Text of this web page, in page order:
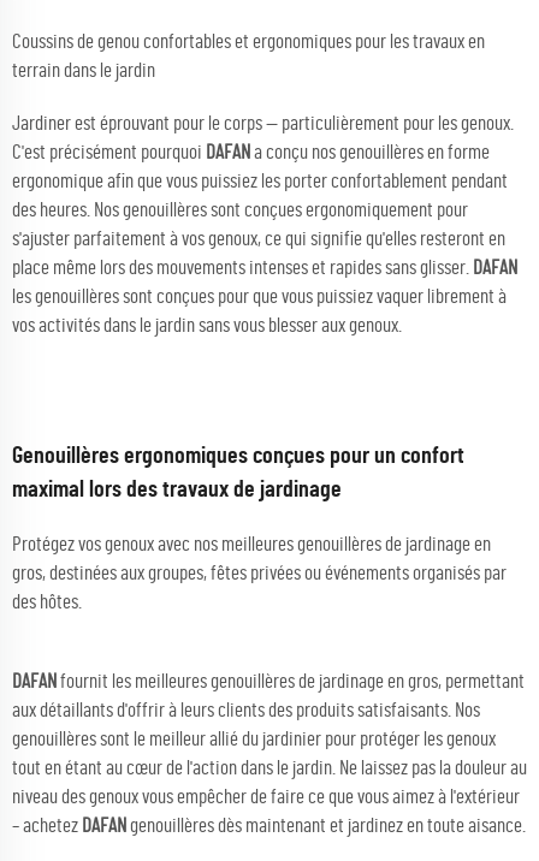
Coussins de genou confortables et ergonomiques pour les travaux en
terrain dans le jardin
Jardiner est éprouvant pour le corps — particulièrement pour les genoux.
C'est précisément pourquoi DAFAN a conçu nos genouillères en forme
ergonomique afin que vous puissiez les porter confortablement pendant
des heures. Nos genouillères sont conçues ergonomiquement pour
s'ajuster parfaitement à vos genoux, ce qui signifie qu'elles resteront en
place même lors des mouvements intenses et rapides sans glisser. DAFAN
les genouillères sont conçues pour que vous puissiez vaquer librement à
vos activités dans le jardin sans vous blesser aux genoux.
Genouillères ergonomiques conçues pour un confort
maximal lors des travaux de jardinage
Protégez vos genoux avec nos meilleures genouillères de jardinage en
gros, destinées aux groupes, fêtes privées ou événements organisés par
des hôtes.
DAFAN fournit les meilleures genouillères de jardinage en gros, permettant
aux détaillants d'offrir à leurs clients des produits satisfaisants. Nos
genouillères sont le meilleur allié du jardinier pour protéger les genoux
tout en étant au cœur de l'action dans le jardin. Ne laissez pas la douleur au
niveau des genoux vous empêcher de faire ce que vous aimez à l'extérieur
– achetez DAFAN genouillères dès maintenant et jardinez en toute aisance.